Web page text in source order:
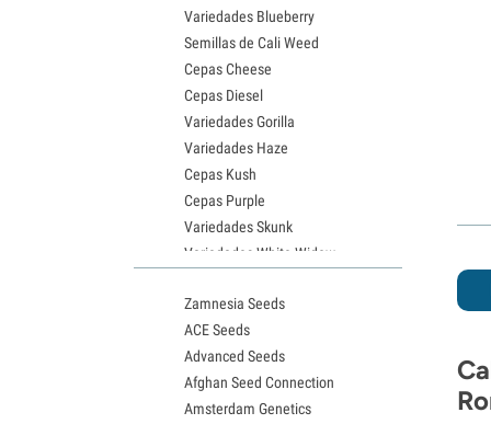
Variedades Blueberry
Semillas de Cali Weed
Cepas Cheese
Cepas Diesel
Variedades Gorilla
Variedades Haze
Cepas Kush
Cepas Purple
Variedades Skunk
Variedades White Widow
Semillas de Granddaddy Purple
Semillas de OG Kush
Semillas de Blue Dream
Semillas de Lemon Haze
Semillas de Bruce Banner
Zamnesia Seeds
ACE Seeds
Advanced Seeds
Afghan Seed Connection
Amsterdam Genetics